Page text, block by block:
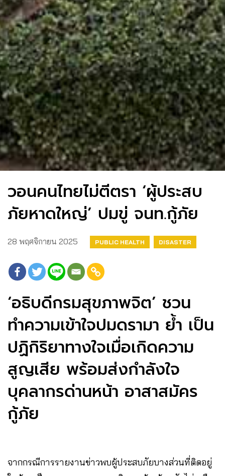
วอนคนไทยไม่ตีตรา ‘ผู้ประสบ
ภัยหาดใหญ่’ ปมขู่ จนท.กู้ภัย
28 พฤศจิกายน 2025 PUBLIC HEALTH DISASTER
‘อธิบดีกรมสุขภาพจิต’ ชวน
ทำความเข้าใจปมดรามา ย้ำ เป็น
ปฏิกิริยาทางใจเมื่อเกิดความ
สูญเสีย พร้อมส่งกำลังใจ
บุคลากรด่านหน้า อาสาสมัคร
กู้ภัย
จากกรณีการรายงานข่าวพบผู้ประสบภัยบางส่วนที่ติดอยู่